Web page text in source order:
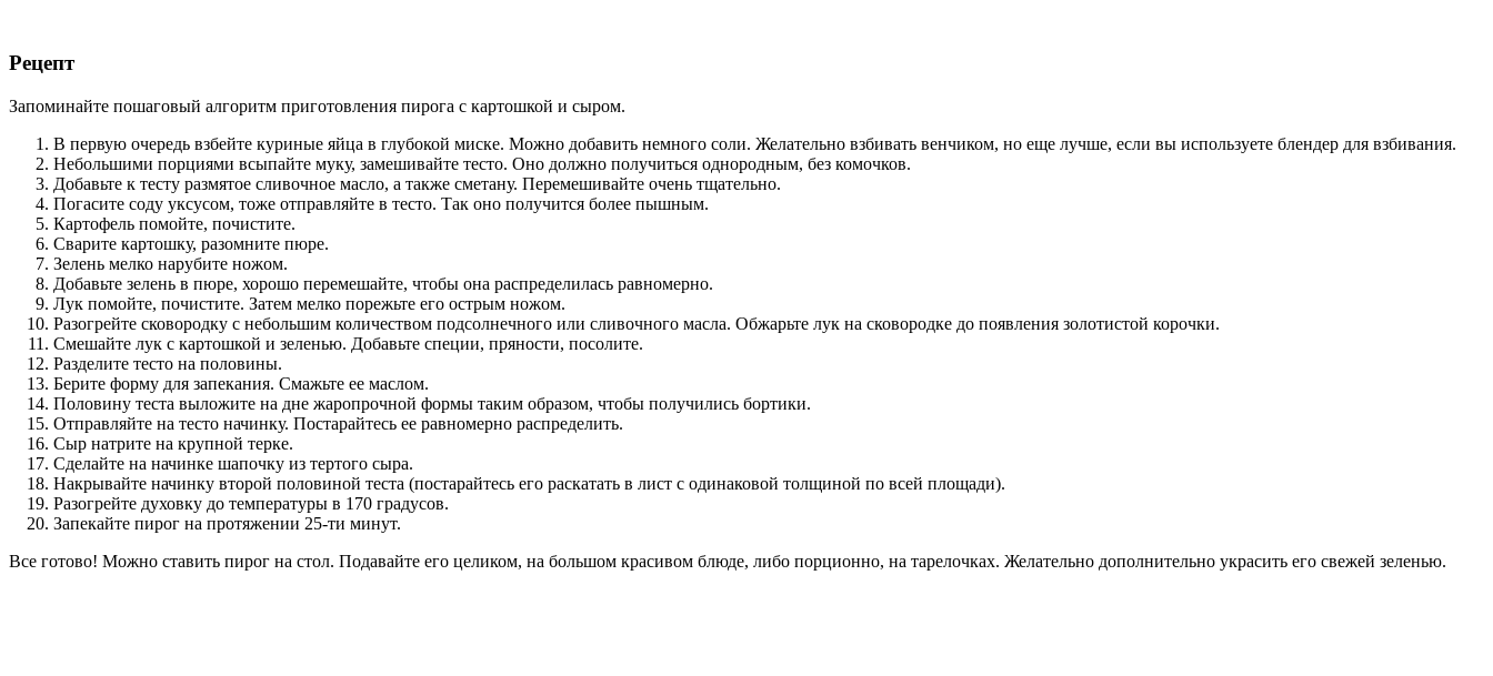
Рецепт
Запоминайте пошаговый алгоритм приготовления пирога с картошкой и сыром.
В первую очередь взбейте куриные яйца в глубокой миске. Можно добавить немного соли. Желательно взбивать венчиком, но еще лучше, если вы используете блендер для взбивания.
Небольшими порциями всыпайте муку, замешивайте тесто. Оно должно получиться однородным, без комочков.
Добавьте к тесту размятое сливочное масло, а также сметану. Перемешивайте очень тщательно.
Погасите соду уксусом, тоже отправляйте в тесто. Так оно получится более пышным.
Картофель помойте, почистите.
Сварите картошку, разомните пюре.
Зелень мелко нарубите ножом.
Добавьте зелень в пюре, хорошо перемешайте, чтобы она распределилась равномерно.
Лук помойте, почистите. Затем мелко порежьте его острым ножом.
Разогрейте сковородку с небольшим количеством подсолнечного или сливочного масла. Обжарьте лук на сковородке до появления золотистой корочки.
Смешайте лук с картошкой и зеленью. Добавьте специи, пряности, посолите.
Разделите тесто на половины.
Берите форму для запекания. Смажьте ее маслом.
Половину теста выложите на дне жаропрочной формы таким образом, чтобы получились бортики.
Отправляйте на тесто начинку. Постарайтесь ее равномерно распределить.
Сыр натрите на крупной терке.
Сделайте на начинке шапочку из тертого сыра.
Накрывайте начинку второй половиной теста (постарайтесь его раскатать в лист с одинаковой толщиной по всей площади).
Разогрейте духовку до температуры в 170 градусов.
Запекайте пирог на протяжении 25-ти минут.
Все готово! Можно ставить пирог на стол. Подавайте его целиком, на большом красивом блюде, либо порционно, на тарелочках. Желательно дополнительно украсить его свежей зеленью.